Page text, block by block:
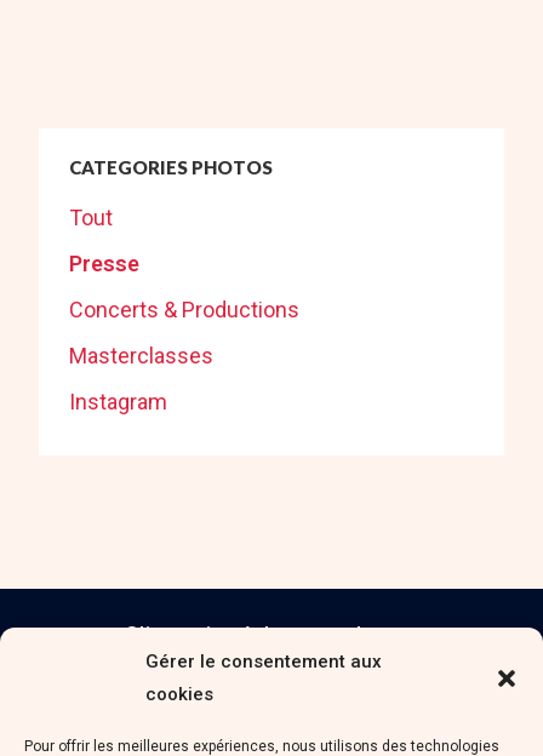
Gérer le consentement aux
cookies
Pour offrir les meilleures expériences, nous utilisons des technologies
CATEGORIES PHOTOS
Tout
Presse
Concerts & Productions
Masterclasses
Instagram
S'inscrire à la newsletter